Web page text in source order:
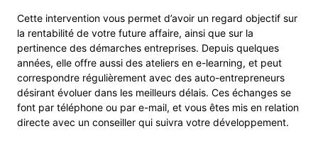
Cette intervention vous permet d’avoir un regard objectif sur
la rentabilité de votre future affaire, ainsi que sur la
pertinence des démarches entreprises. Depuis quelques
années, elle offre aussi des ateliers en e-learning, et peut
correspondre régulièrement avec des auto-entrepreneurs
désirant évoluer dans les meilleurs délais. Ces échanges se
font par téléphone ou par e-mail, et vous êtes mis en relation
directe avec un conseiller qui suivra votre développement.